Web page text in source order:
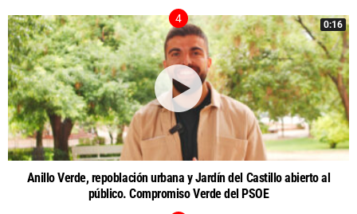
0:16
Anillo Verde, repoblación urbana y Jardín del Castillo abierto al
público. Compromiso Verde del PSOE